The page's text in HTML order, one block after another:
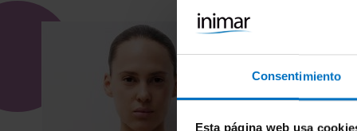
Consentimiento
Esta página web usa